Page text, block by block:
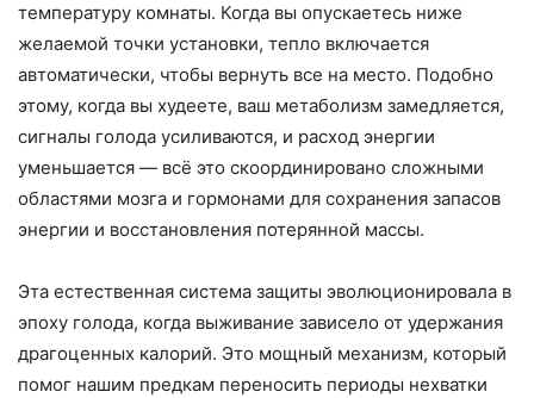
температуру комнаты. Когда вы опускаетесь ниже
желаемой точки установки, тепло включается
автоматически, чтобы вернуть все на место. Подобно
этому, когда вы худеете, ваш метаболизм замедляется,
сигналы голода усиливаются, и расход энергии
уменьшается — всё это скоординировано сложными
областями мозга и гормонами для сохранения запасов
энергии и восстановления потерянной массы.
Эта естественная система защиты эволюционировала в
эпоху голода, когда выживание зависело от удержания
драгоценных калорий. Это мощный механизм, который
помог нашим предкам переносить периоды нехватки